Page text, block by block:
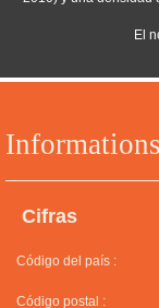
Informations
Cifras
Código del país :
Código postal :
El